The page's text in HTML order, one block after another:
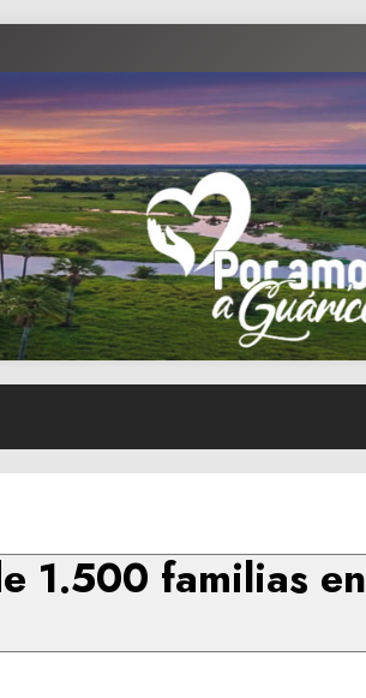
1.500 familias en